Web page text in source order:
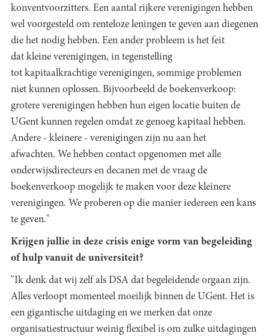
konventvoorzitters. Een aantal rijkere verenigingen hebben
wel voorgesteld om renteloze leningen te geven aan diegenen
die het nodig hebben. Een ander probleem is het feit
dat kleine verenigingen, in tegenstelling
tot kapitaalkrachtige verenigingen, sommige problemen
niet kunnen oplossen. Bijvoorbeeld de boekenverkoop:
grotere verenigingen hebben hun eigen locatie buiten de
UGent kunnen regelen omdat ze genoeg kapitaal hebben.
Andere - kleinere - verenigingen zijn nu aan het
afwachten. We hebben contact opgenomen met alle
onderwijsdirecteurs en decanen met de vraag de
boekenverkoop mogelijk te maken voor deze kleinere
verenigingen. We proberen op die manier iedereen een kans
te geven."
Krijgen jullie in deze crisis enige vorm van begeleiding
of hulp vanuit de universiteit?
"Ik denk dat wij zelf als DSA dat begeleidende orgaan zijn.
Alles verloopt momenteel moeilijk binnen de UGent. Het is
een gigantische uitdaging en we merken dat onze
organisatiestructuur weinig flexibel is om zulke uitdagingen